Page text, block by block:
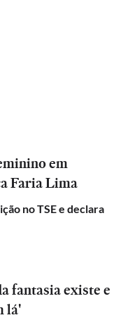
em
Faria Lima
no TSE e declara
fantasia existe e
lá'